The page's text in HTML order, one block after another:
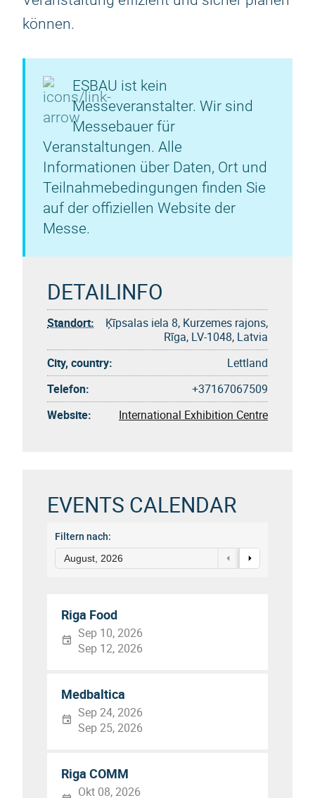
können.
ESBAU ist kein
Messeveranstalter. Wir sind
Messebauer für
Veranstaltungen. Alle
Informationen über Daten, Ort und
Teilnahmebedingungen finden Sie
auf der offiziellen Website der
Messe.
DETAILINFO
Standort:
Ķīpsalas iela 8, Kurzemes rajons,
Rīga, LV-1048, Latvia
City, country:
Lettland
Telefon:
+37167067509
Website:
International Exhibition Centre
EVENTS CALENDAR
Filtern nach:
August, 2026
Riga Food
Sep 10, 2026
Sep 12, 2026
Medbaltica
Sep 24, 2026
Sep 25, 2026
Riga COMM
Okt 08, 2026